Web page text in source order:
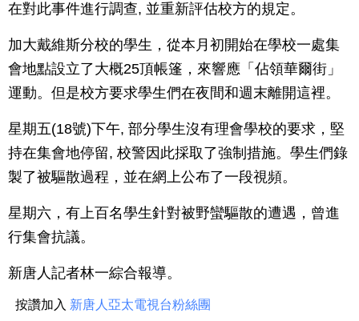
在對此事件進行調查, 並重新評估校方的規定。
加大戴維斯分校的學生，從本月初開始在學校一處集
會地點設立了大概25頂帳篷，來響應「佔領華爾街」
運動。但是校方要求學生們在夜間和週末離開這裡。
星期五(18號)下午, 部分學生沒有理會學校的要求，堅
持在集會地停留, 校警因此採取了強制措施。學生們錄
製了被驅散過程，並在網上公布了一段視頻。
星期六，有上百名學生針對被野蠻驅散的遭遇，曾進
行集會抗議。
新唐人記者林一綜合報導。
按讚加入 新唐人亞太電視台粉絲團